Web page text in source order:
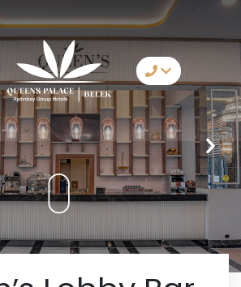
Bize Ulaşın
Whatsapp
Telegram
Messenger
Sizi Arayalım
E-Posta